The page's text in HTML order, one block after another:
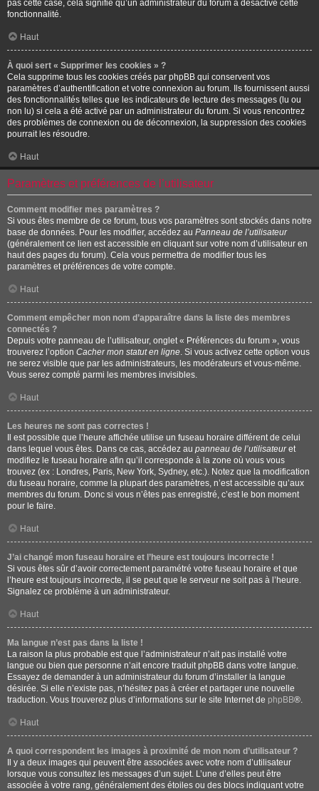
pas cette case, cela signifie qu’un administrateur du forum a désactivé cette
fonctionnalité.
Haut
À quoi sert « Supprimer les cookies » ?
Cela supprime tous les cookies créés par phpBB qui conservent vos
paramètres d’authentification et votre connexion au forum. Ils fournissent aussi
des fonctionnalités telles que les indicateurs de lecture des messages (lu ou
non lu) si cela a été activé par un administrateur du forum. Si vous rencontrez
des problèmes de connexion ou de déconnexion, la suppression des cookies
pourrait les résoudre.
Haut
Paramètres et préférences de l’utilisateur
Comment modifier mes paramètres ?
Si vous êtes membre de ce forum, tous vos paramètres sont stockés dans notre
base de données. Pour les modifier, accédez au Panneau de l’utilisateur
(généralement ce lien est accessible en cliquant sur votre nom d’utilisateur en
haut des pages du forum). Cela vous permettra de modifier tous les
paramètres et préférences de votre compte.
Haut
Comment empêcher mon nom d’apparaître dans la liste des membres
connectés ?
Depuis votre panneau de l’utilisateur, onglet « Préférences du forum », vous
trouverez l’option Cacher mon statut en ligne. Si vous activez cette option vous
ne serez visible que par les administrateurs, les modérateurs et vous-même.
Vous serez compté parmi les membres invisibles.
Haut
Les heures ne sont pas correctes !
Il est possible que l’heure affichée utilise un fuseau horaire différent de celui
dans lequel vous êtes. Dans ce cas, accédez au panneau de l’utilisateuret
modifiez le fuseau horaire afin qu’il corresponde à la zone où vous vous
trouvez (ex : Londres, Paris, New York, Sydney, etc.). Notez que la modification
du fuseau horaire, comme la plupart des paramètres, n’est accessible qu’aux
membres du forum. Donc si vous n’êtes pas enregistré, c’est le bon moment
pour le faire.
Haut
J’ai changé mon fuseau horaire et l’heure est toujours incorrecte !
Si vous êtes sûr d’avoir correctement paramétré votre fuseau horaire et que
l’heure est toujours incorrecte, il se peut que le serveur ne soit pas à l’heure.
Signalez ce problème à un administrateur.
Haut
Ma langue n’est pas dans la liste !
La raison la plus probable est que l’administrateur n’ait pas installé votre
langue ou bien que personne n’ait encore traduit phpBB dans votre langue.
Essayez de demander à un administrateur du forum d’installer la langue
désirée. Si elle n’existe pas, n’hésitez pas à créer et partager une nouvelle
traduction. Vous trouverez plus d’informations sur le site Internet de phpBB®.
Haut
A quoi correspondent les images à proximité de mon nom d’utilisateur ?
Il y a deux images qui peuvent être associées avec votre nom d’utilisateur
lorsque vous consultez les messages d’un sujet. L’une d’elles peut être
associée à votre rang, généralement des étoiles ou des blocs indiquant votre